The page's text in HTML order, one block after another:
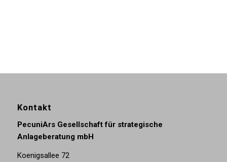
Kontakt
PecuniArs Gesellschaft für strategische
Anlageberatung mbH
Koenigsallee 72